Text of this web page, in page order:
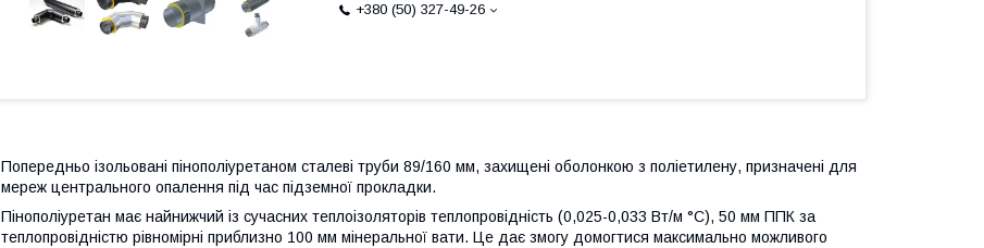
+380 (50) 327-49-26
Попередньо ізольовані пінополіуретаном сталеві труби 89/160 мм, захищені оболонкою з поліетилену, призначені для
мереж центрального опалення під час підземної прокладки.
Пінополіуретан має найнижчий із сучасних теплоізоляторів теплопровідність (0,025-0,033 Вт/м °C), 50 мм ППК за
теплопровідністю рівномірні приблизно 100 мм мінеральної вати. Це дає змогу домогтися максимально можливого